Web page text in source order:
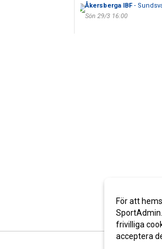
Åkersberga IBF-
Sön 29/3 16:00
För att
frivilliga
acceptera